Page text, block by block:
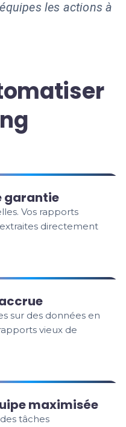
les actions à
garantie
Vos rapports
directement
sur des données en
vieux de
maximisée
tâches